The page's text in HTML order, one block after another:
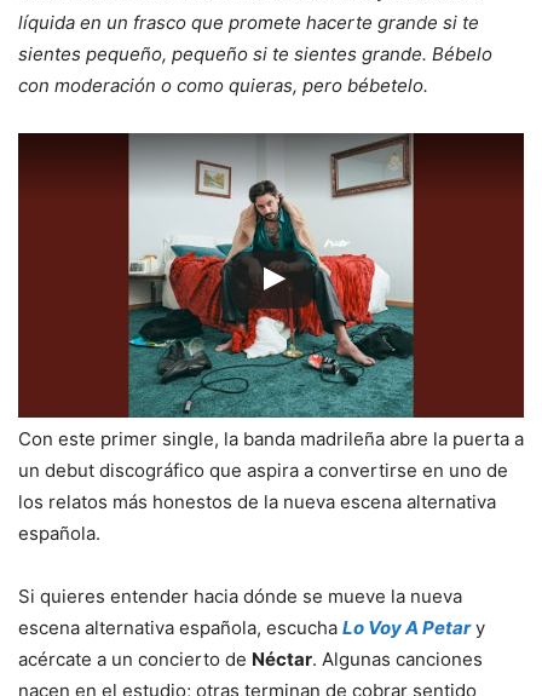
líquida en un frasco que promete hacerte grande si te
sientes pequeño, pequeño si te sientes grande. Bébelo
con moderación o como quieras, pero bébetelo.
Con este primer single, la banda madrileña abre la puerta a
un debut discográfico que aspira a convertirse en uno de
los relatos más honestos de la nueva escena alternativa
española.
Si quieres entender hacia dónde se mueve la nueva
escena alternativa española, escucha Lo Voy A Petary
acércate a un concierto de Néctar. Algunas canciones
nacen en el estudio; otras terminan de cobrar sentido